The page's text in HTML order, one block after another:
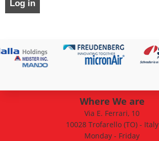
Where We are
Via E. Ferrari, 10
10028 Trofarello (TO) - Italy
Monday - Friday